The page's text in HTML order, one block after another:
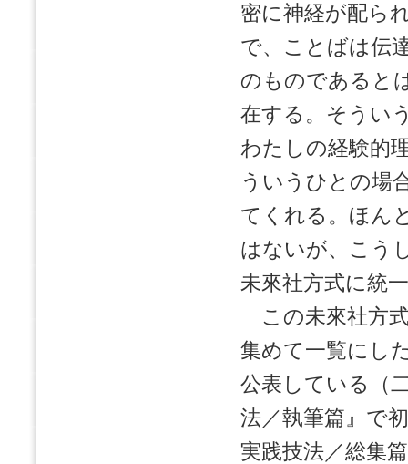
密に神経が配ら
で、ことばは伝
のものであると
在する。そうい
わたしの経験的
ういうひとの場
てくれる。ほん
はないが、こう
未來社方式に統
この未來社方
集めて一覧にし
公表している（
法／執筆篇』で
実践技法／総集